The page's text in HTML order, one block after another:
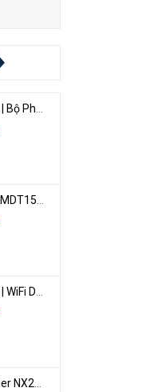
ZTE U60 Pro | Bộ Phát 5G Cầm Tay Tích Hợp Công Nghệ WiFi 7, Pin 10000mAh
Mobifone 12MDT150 | Sim Chuyên 4G Mobifone Dung Lượng Cao 500GB/Tháng Gói 1 Năm
ZTE U30 Pro | WiFi Di Động 5G Tốc Độ Lên Đến 500Mbps, Màn Hình Cảm Ứng
TP-Link Archer NX200 | Bộ Phát WiFi Dùng Sim 5G Tốc Độ Cao Mới FullBox